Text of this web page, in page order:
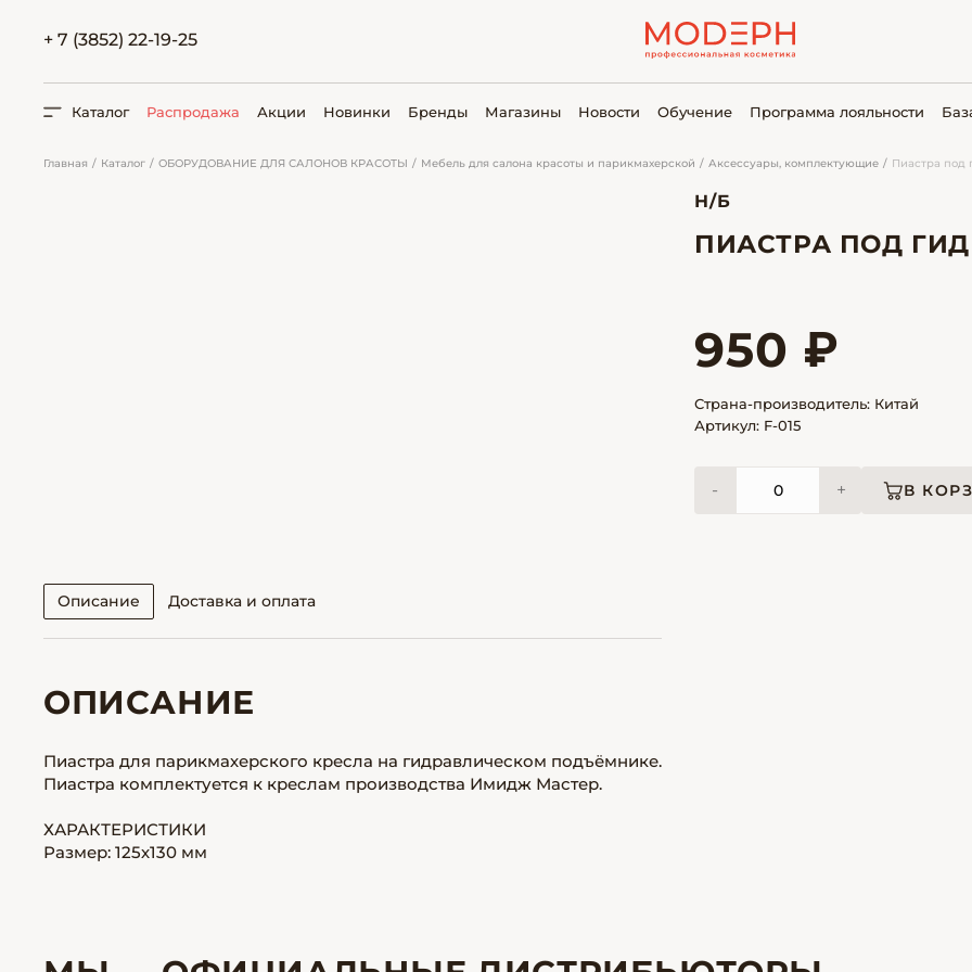
+ 7 (3852) 22-19-25
Каталог Распродажа Акции Новинки Бренды Магазины Новости Обучение Программа лояльности
Главная Каталог ОБОРУДОВАНИЕ ДЛЯ САЛОНОВ КРАСОТЫ Мебель для салона красоты и парикмахерской Аксессуары, комплектующие Пиастра под
Н/Б
ПИАСТРА ПОД
950 ₽
Страна-производитель: Китай
Артикул: F-015
- + В
Описание Доставка и оплата
ОПИСАНИЕ
Пиастра для парикмахерского кресла на гидравлическом подъёмнике.
Пиастра комплектуется к креслам производства Имидж Мастер.
ХАРАКТЕРИСТИКИ
Размер: 125х130 мм